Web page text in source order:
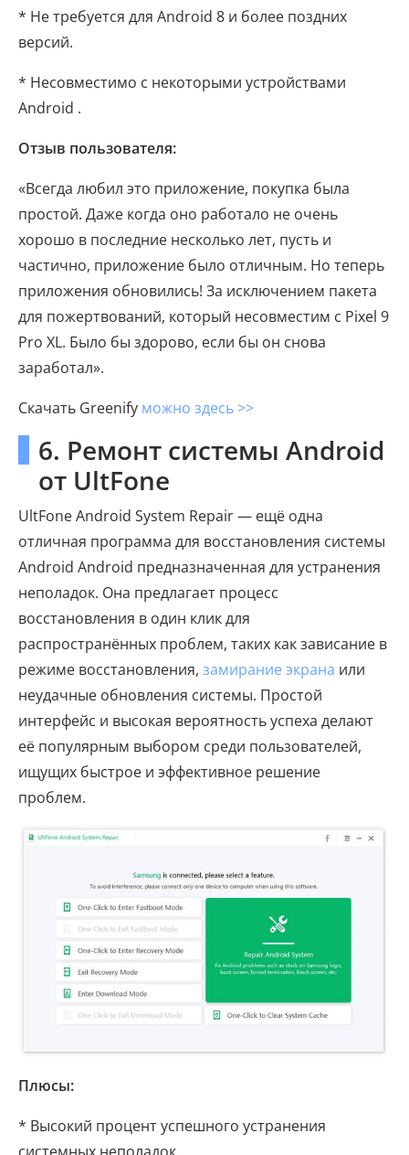
* Не требуется для Android 8 и более поздних
версий.
* Несовместимо с некоторыми устройствами
Android .
Отзыв пользователя:
«Всегда любил это приложение, покупка была
простой. Даже когда оно работало не очень
хорошо в последние несколько лет, пусть и
частично, приложение было отличным. Но теперь
приложения обновились! За исключением пакета
для пожертвований, который несовместим с Pixel 9
Pro XL. Было бы здорово, если бы он снова
заработал».
Скачать Greenify можно здесь >>
6. Ремонт системы Android
от UltFone
UltFone Android System Repair — ещё одна
отличная программа для восстановления системы
Android Android предназначенная для устранения
неполадок. Она предлагает процесс
восстановления в один клик для
распространённых проблем, таких как зависание в
режиме восстановления, замирание экрана или
неудачные обновления системы. Простой
интерфейс и высокая вероятность успеха делают
её популярным выбором среди пользователей,
ищущих быстрое и эффективное решение
проблем.
Плюсы:
* Высокий процент успешного устранения